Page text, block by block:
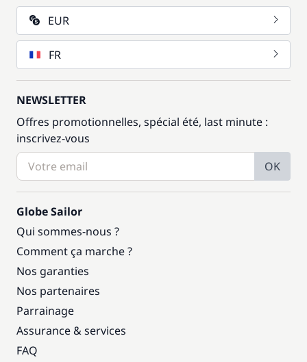
EUR
FR
NEWSLETTER
Offres promotionnelles, spécial été, last minute :
inscrivez-vous
OK
Globe Sailor
Qui sommes-nous ?
Comment ça marche ?
Nos garanties
Nos partenaires
Parrainage
Assurance & services
FAQ